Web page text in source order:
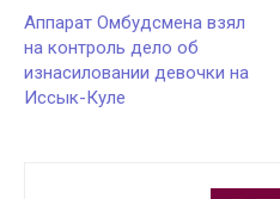
Аппарат Омбудсмена взял
на контроль дело об
изнасиловании девочки на
Иссык-Куле